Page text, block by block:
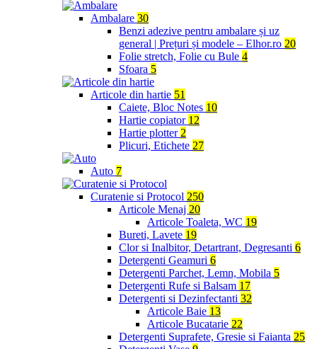
Ambalare 30
Benzi adezive pentru ambalare și uz
general | Prețuri și modele – Elhor.ro 20
Folie stretch, Folie cu Bule 4
Sfoara 5
Articole din hartie 51
Caiete, Bloc Notes 10
Hartie copiator 12
Hartie plotter 2
Plicuri, Etichete 27
Auto 7
Curatenie si Protocol 250
Articole Menaj 20
Articole Toaleta, WC 19
Bureti, Lavete 19
Clor si Inalbitor, Detartrant, Degresanti 6
Detergenti Geamuri 6
Detergenti Parchet, Lemn, Mobila 5
Detergenti Rufe si Balsam 17
Detergenti si Dezinfectanti 32
Articole Baie 13
Articole Bucatarie 22
Detergenti Suprafete, Gresie si Faianta 25